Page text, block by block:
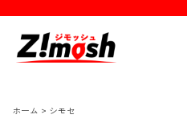
ホーム > シモセ